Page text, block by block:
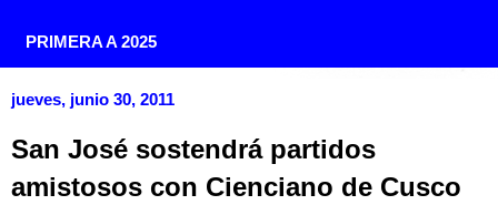
PRIMERA A 2025
jueves, junio 30, 2011
San José sostendrá partidos
amistosos con Cienciano de Cusco